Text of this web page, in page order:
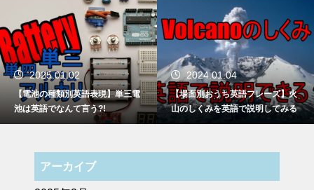
2025.01.02
【電池の種類別英語表現】単三電
池は英語でなんて言う?!
2024.01.04
【場面別おうち英語フレーズ】火
山のしくみを英語で説明してみる
アーカイブ